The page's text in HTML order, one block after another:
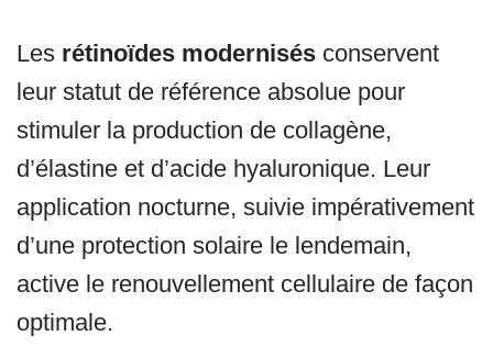
Les rétinoïdes modernisés conservent
leur statut de référence absolue pour
stimuler la production de collagène,
d’élastine et d’acide hyaluronique. Leur
application nocturne, suivie impérativement
d’une protection solaire le lendemain,
active le renouvellement cellulaire de façon
optimale.